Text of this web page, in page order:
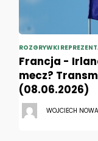
ROZGRYWKI
Francja -
mecz?
(08.06.2026)
WOJCIECH